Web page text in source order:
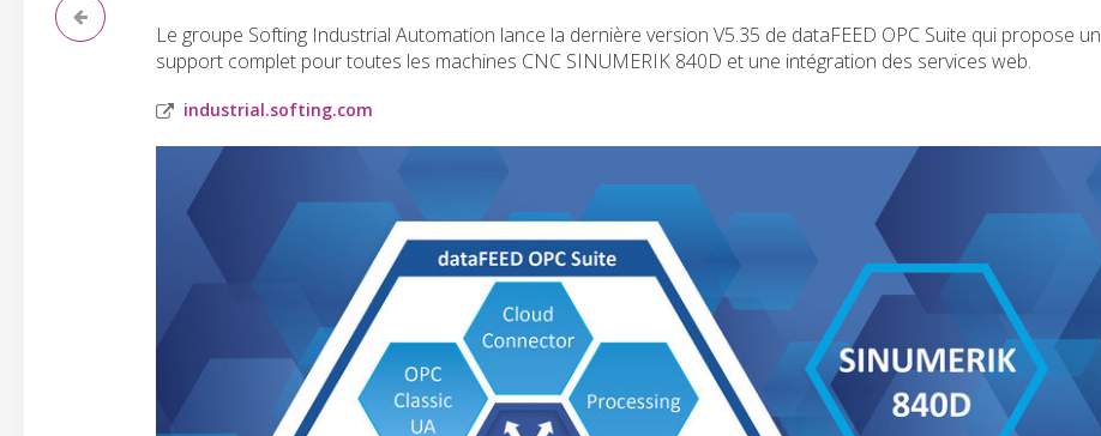
Le groupe Softing Industrial Automation lance la dernière version V5.35 de dataFEED OPC Suite qui propose un
support complet pour toutes les machines CNC SINUMERIK 840D et une intégration des services web.
industrial.softing.com